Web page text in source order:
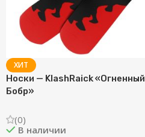
ХИТ
Носки — KlashRaick «Огненный
Бобр»
(0)
В наличии